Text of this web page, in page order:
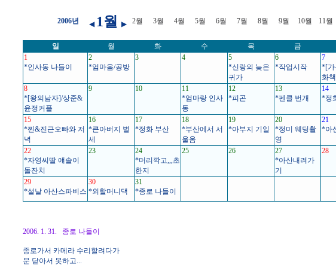
2006년 ◀ 1월 ▶ 2월 3월 4월 5월 6월 7월 8월 9월 10월 11월
일 월 화 수 목 금
1
*인사동 나들이
2
*엄마옴/공방
3 4
5
*신랑의 늦은
귀가
6
*작업시작
7
*[가
화책
8
*[왕의남자]/상준&
윤정커플
9 10
11
*엄마랑 인사
동
12
*피곤
13
*펜클 번개
14
*정
15
*찐&진근오빠와 저
녁
16
*큰아버지 별
세
17
*정화 부산
18
*부산에서 서
울옴
19
*아부지 기일
20
*정미 웨딩촬
영
21
*아
22
*자영씨딸 얘솔이
돌잔치
23
24
*머리깍고,,,초
한지
25 26
27
*아산내려가
기
28
29
*설날 아산스파비스
30
*외할머니댁
31
*종로 나들이
2006. 1. 31. 종로 나들이
종로가서 카메라 수리할려다가
문 닫아서 못하고...